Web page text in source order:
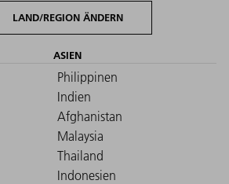
LAND/REGION ÄNDERN
ASIEN
Philippinen
Indien
Afghanistan
Malaysia
Thailand
Indonesien